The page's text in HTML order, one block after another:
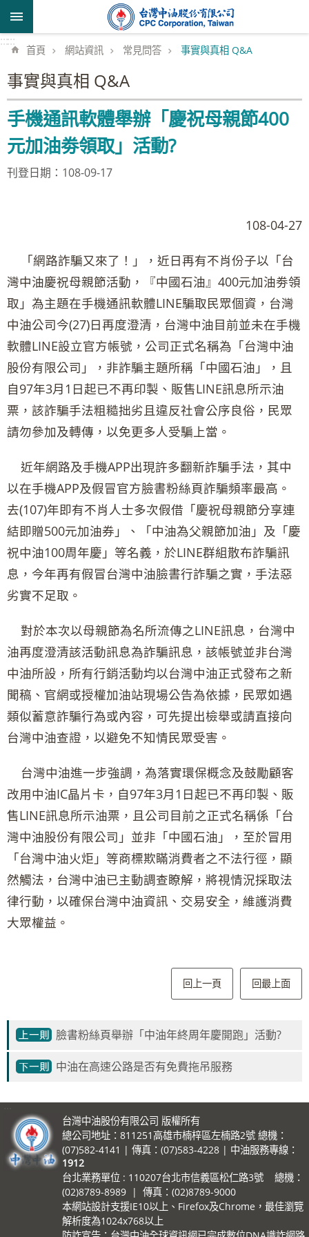
跳到主要內容區塊
::::::
首頁 網站資訊 常見問答 事實與真相 Q&A
事實與真相 Q&A
手機通訊軟體舉辦「慶祝母親節400
元加油劵領取」活動?
刊登日期：108-09-17
108-04-27
「網路詐騙又來了！」，近日再有不肖份子以「台
灣中油慶祝母親節活動，『中國石油』400元加油劵領
取」為主題在手機通訊軟體LINE騙取民眾個資，台灣
中油公司今(27)日再度澄清，台灣中油目前並未在手機
軟體LINE設立官方帳號，公司正式名稱為「台灣中油
股份有限公司」，非詐騙主題所稱「中國石油」，且
自97年3月1日起已不再印製、販售LINE訊息所示油
票，該詐騙手法粗糙拙劣且違反社會公序良俗，民眾
請勿參加及轉傳，以免更多人受騙上當。
近年網路及手機APP出現許多翻新詐騙手法，其中
以在手機APP及假冒官方臉書粉絲頁詐騙頻率最高。
去(107)年即有不肖人士多次假借「慶祝母親節分享連
結即贈500元加油券」、「中油為父親節加油」及「慶
祝中油100周年慶」等名義，於LINE群組散布詐騙訊
息，今年再有假冒台灣中油臉書行詐騙之實，手法惡
劣實不足取。
對於本次以母親節為名所流傳之LINE訊息，台灣中
油再度澄清該活動訊息為詐騙訊息，該帳號並非台灣
中油所設，所有行銷活動均以台灣中油正式發布之新
聞稿、官網或授權加油站現場公告為依據，民眾如遇
類似蓄意詐騙行為或內容，可先提出檢舉或請直接向
台灣中油查證，以避免不知情民眾受害。
台灣中油進一步強調，為落實環保概念及鼓勵顧客
改用中油IC晶片卡，自97年3月1日起已不再印製、販
售LINE訊息所示油票，且公司目前之正式名稱係「台
灣中油股份有限公司」並非「中國石油」，至於冒用
「台灣中油火炬」等商標欺瞞消費者之不法行徑，顯
然觸法，台灣中油已主動調查瞭解，將視情況採取法
律行動，以確保台灣中油資訊、交易安全，維護消費
大眾權益。
回上一頁 回最上面
臉書粉絲頁舉辦「中油年終周年慶開跑」活動?
中油在高速公路是否有免費拖吊服務
台灣中油股份有限公司 版權所有
總公司地址：811251高雄市楠梓區左楠路2號 總機：
(07)582-4141 | 傳真：(07)583-4228 | 中油服務專線：
1912
台北業務單位 : 110207台北市信義區松仁路3號 總機：
(02)8789-8989 | 傳真：(02)8789-9000
本網站設計支援IE10以上、Firefox及Chrome，最佳瀏覽
解析度為1024x768以上